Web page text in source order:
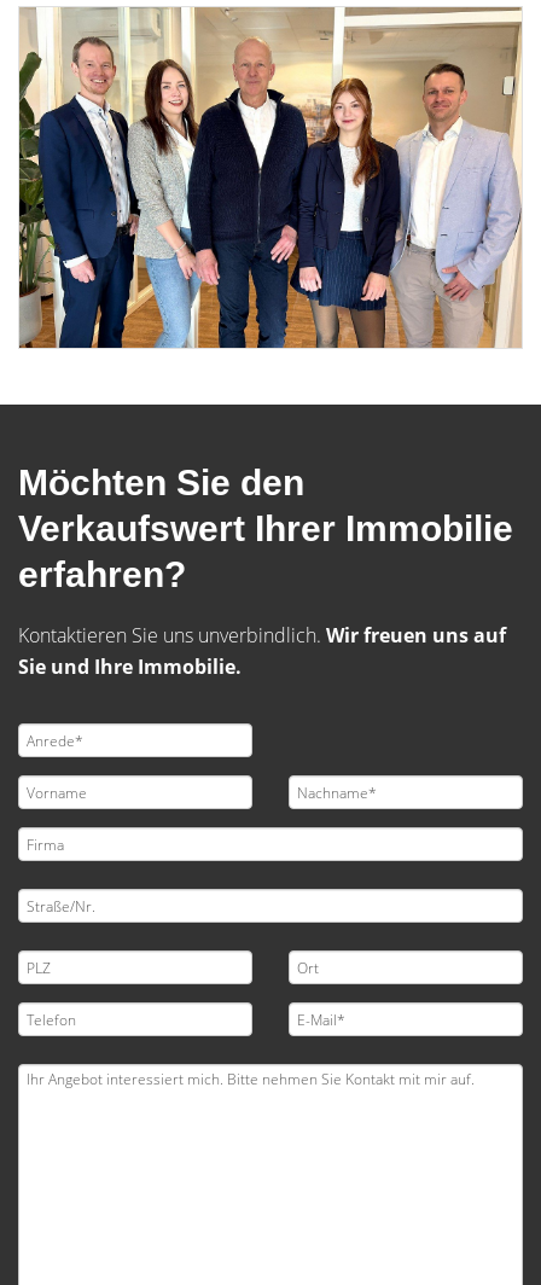
Möchten Sie den
Verkaufswert Ihrer Immobilie
erfahren?
Kontaktieren Sie uns unverbindlich. Wir freuen uns auf
Sie und Ihre Immobilie.